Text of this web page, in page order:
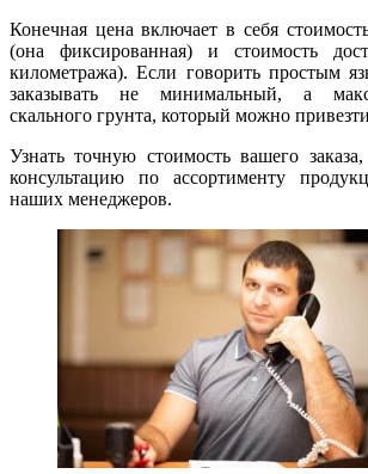
Конечная цена включает в себя
(она фиксированная) и стоимость
километража). Если говорить простым
заказывать не минимальный, а
скального грунта, который можно
Узнать точную стоимость вашего
консультацию по ассортименту
наших менеджеров.